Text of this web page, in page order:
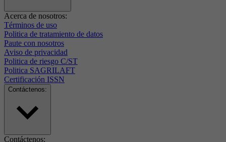
Acerca de nosotros:
Términos de uso
Politica de tratamiento de datos
Paute con nosotros
Aviso de privacidad
Politica de riesgo C/ST
Politica SAGRILAFT
Certificación ISSN
Contáctenos:
Contáctenos: